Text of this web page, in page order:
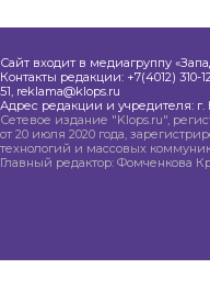
Сайт входит в медиагруппу
Контакты редакции: +7(4012) 310-
51, reklama@klops.ru
Адрес редакции и учредителя: г.
Сетевое издание "Klops.ru",
от 20 июля 2020 года,
технологий и массовых
Главный редактор: Фомченкова